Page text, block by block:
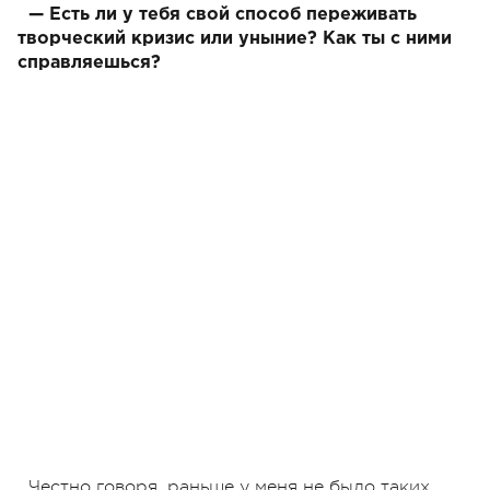
— Есть ли у тебя свой способ переживать
творческий кризис или уныние? Как ты с ними
справляешься?